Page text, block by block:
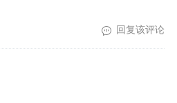
回复该评论